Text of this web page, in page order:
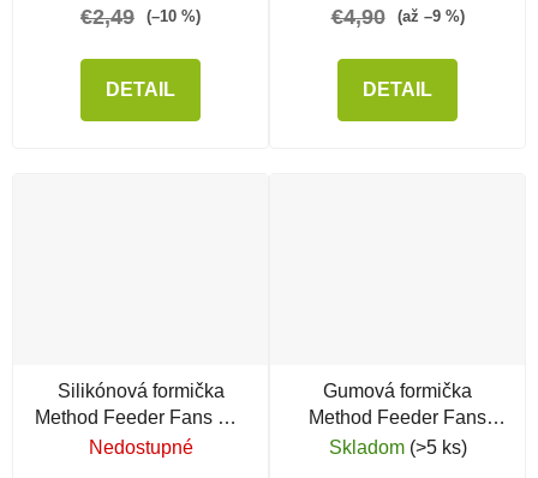
€2,49 (–10 %)
DETAIL
€4,90 (až –9 %)
DETAIL
Silikónová formička
Method Feeder Fans Rig
Control Green
Nedostupné
Gumová formička
Method Feeder Fans
Mold
Skladom (>5 ks)